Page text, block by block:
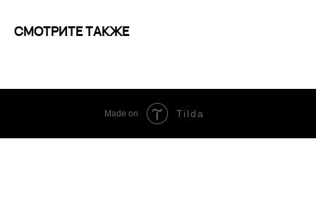
СМОТРИТЕ ТАКЖЕ
Made on Tilda